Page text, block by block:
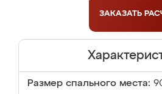
ЗАКАЗАТЬ
Размер спального места: